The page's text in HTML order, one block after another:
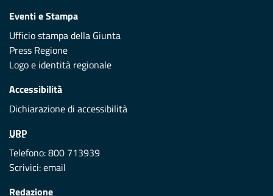
Eventi e Stampa
Ufficio stampa della Giunta
Press Regione
Logo e identità regionale
Accessibilità
Dichiarazione di accessibilità
URP
Telefono: 800 713939
Scrivici:email
Redazione